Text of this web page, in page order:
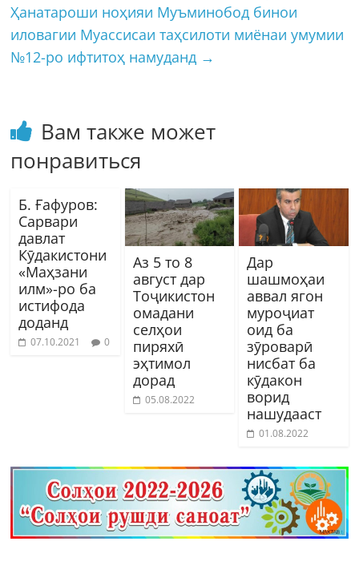
Ҳанатароши ноҳияи Муъминобод бинои
иловагии Муассисаи таҳсилоти миёнаи умумии
№12-ро ифтитоҳ намуданд →
Вам также может
понравиться
Б. Ғафуров:
Сарвари
давлат
Кӯдакистони
«Маҳзани
илм»-ро ба
истифода
доданд
07.10.2021 0
Аз 5 то 8
август дар
Тоҷикистон
омадани
селҳои
пиряхӣ
эҳтимол
дорад
05.08.2022
Дар
шашмоҳаи
аввал ягон
муроҷиат
оид ба
зӯроварӣ
нисбат ба
кӯдакон
ворид
нашудааст
01.08.2022